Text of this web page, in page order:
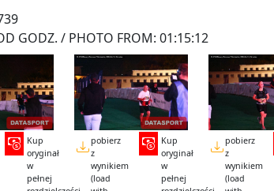
GODZ. / PHOTO FROM: 01:15:12
Kup
oryginał
w
pełnej
pobierz
z
wynikiem
(load
Kup
oryginał
w
pełnej
pobierz
z
wynikiem
(load